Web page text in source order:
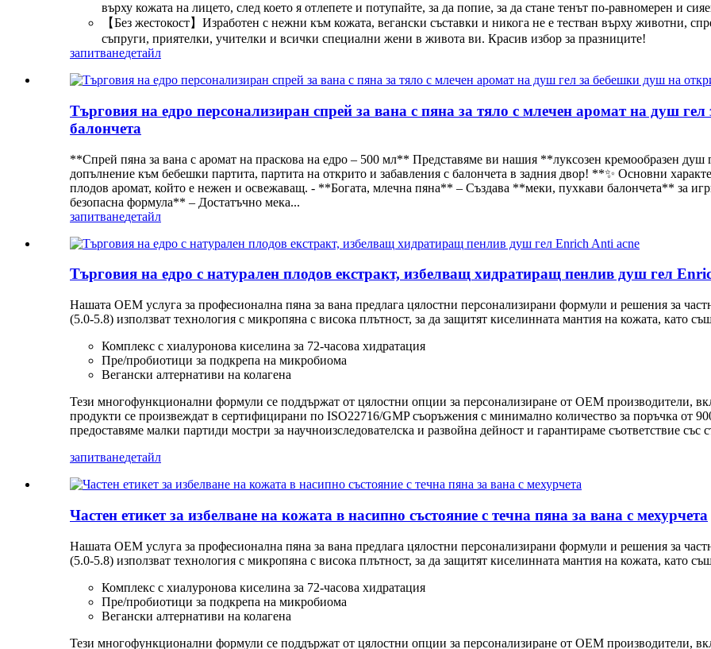
върху кожата на лицето, след което я отлепете и потупайте, за да попие, за да стане тенът по-равномерен и
【Без жестокост】Изработен с нежни към кожата, вегански съставки и никога не е тестван върху животни,
съпруги, приятелки, учителки и всички специални жени в живота ви. Красив избор за празниците!
запитванедетайл
Търговия на едро персонализиран спрей за вана с пяна за тяло с млечен аромат на душ
балончета
**Спрей пяна за вана с аромат на праскова на едро – 500 мл** Представяме ви нашия **луксозен кремообразен душ
допълнение към бебешки партита, партита на открито и забавления с балончета в задния двор! **✨ Основни
плодов аромат, който е нежен и освежаващ. - **Богата, млечна пяна** – Създава **меки, пухкави балончета** за
безопасна формула** – Достатъчно мека...
запитванедетайл
Търговия на едро с натурален плодов екстракт, избелващ хидратиращ пенлив душ гел
Нашата OEM услуга за професионална пяна за вана предлага цялостни персонализирани формули и решения за
(5.0-5.8) използват технология с микропяна с висока плътност, за да защитят киселинната мантия на кожата, като
Комплекс с хиалуронова киселина за 72-часова хидратация
Пре/пробиотици за подкрепа на микробиома
Вегански алтернативи на колагена
Тези многофункционални формули се поддържат от цялостни опции за персонализиране от OEM производители,
продукти се произвеждат в сертифицирани по ISO22716/GMP съоръжения с минимално количество за поръчка от
предоставяме малки партиди мостри за научноизследователска и развойна дейност и гарантираме съответствие
запитванедетайл
Частен етикет за избелване на кожата в насипно състояние с течна пяна за вана с мехурчета
Нашата OEM услуга за професионална пяна за вана предлага цялостни персонализирани формули и решения за
(5.0-5.8) използват технология с микропяна с висока плътност, за да защитят киселинната мантия на кожата, като
Комплекс с хиалуронова киселина за 72-часова хидратация
Пре/пробиотици за подкрепа на микробиома
Вегански алтернативи на колагена
Тези многофункционални формули се поддържат от цялостни опции за персонализиране от OEM производители,